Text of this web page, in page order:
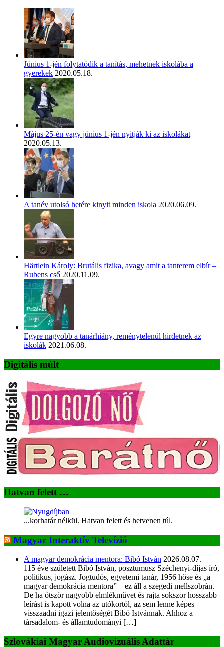
Június 1-jén folytatódik a tanítás, mehetnek iskolába a
gyerekek 2020.05.18.
Május 25-én vagy június 1-jén nyitják ki az iskolákat
2020.05.13.
A tanév utolsó hetére kinyit minden iskola 2020.06.09.
Härtlein Károly: Brutális fizika, avagy amit a tanterem elbír –
Rubens cső 2020.11.09.
Egyre nagyobb a tanárhiány, reménytelenül hirdetnek az
iskolák 2021.06.08.
Digitális múlt
Hatvan felett …
...korhatár nélkül. Hatvan felett és hetvenen túl.
Magyar Interaktív Televízió
A magyar demokrácia mentora: Bibó István 2026.08.07.
115 éve született Bibó István, posztumusz Széchenyi-díjas író,
politikus, jogász. Jogtudós, egyetemi tanár, 1956 hőse és „a
magyar demokrácia mentora” – ez áll a szegedi mellszobrán.
De ha ötször nagyobb elmlékművet és rajta sokszor hosszabb
leírást is kapott volna az utókortól, az sem lenne képes
visszaadni igazi jelentőségét Bibó Istvánnak. Ahhoz a
társadalom- és államtudományi […]
Szlovákiai Magyar Audiovizuális Adattár